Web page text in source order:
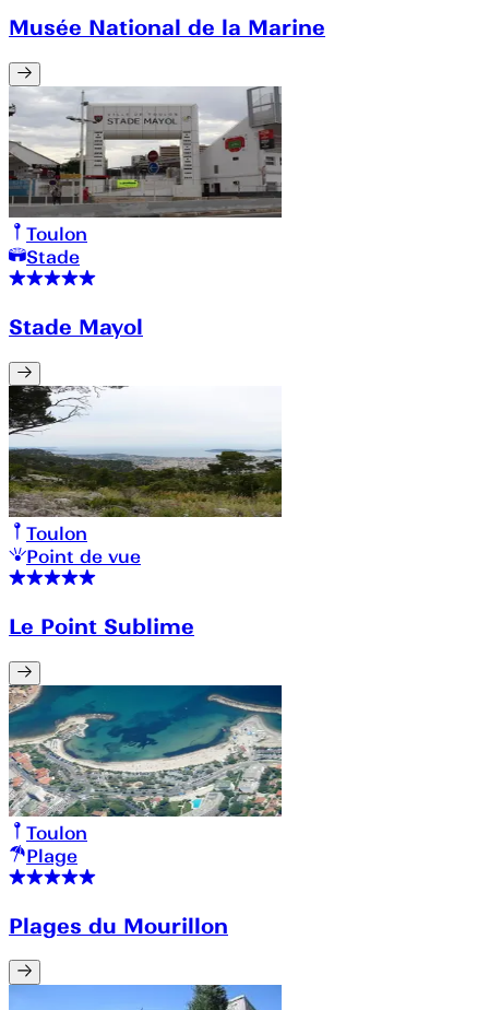
Musée National de la Marine
Toulon
Stade
Stade Mayol
Toulon
Point de vue
Le Point Sublime
Toulon
Plage
Plages du Mourillon